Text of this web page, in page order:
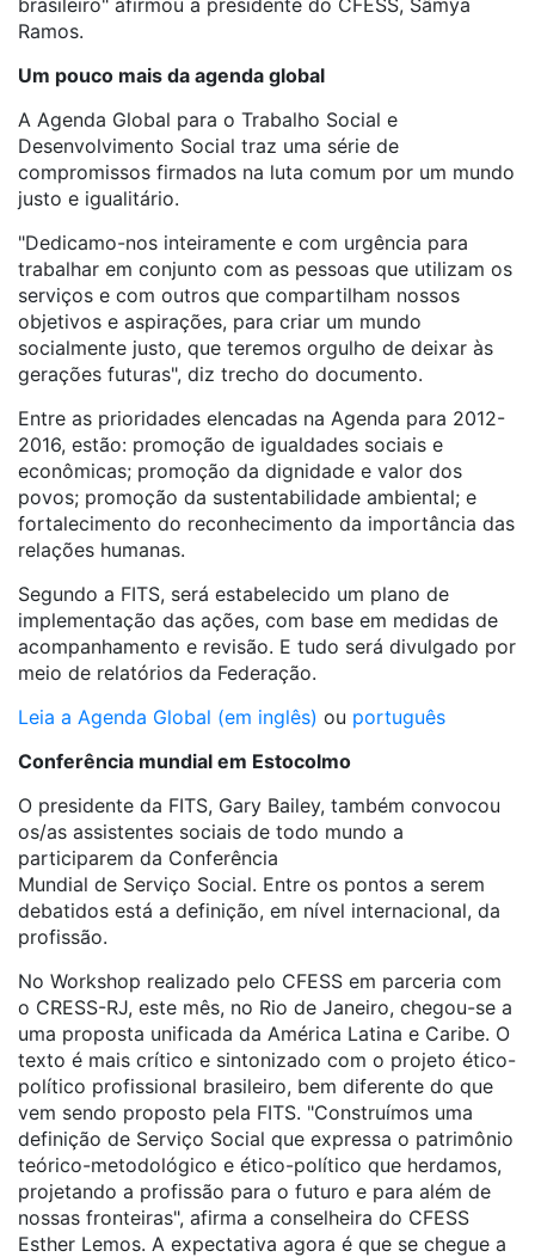
brasileiro" afirmou a presidente do CFESS, Sâmya
Ramos.
Um pouco mais da agenda global
A Agenda Global para o Trabalho Social e
Desenvolvimento Social traz uma série de
compromissos firmados na luta comum por um mundo
justo e igualitário.
"Dedicamo-nos inteiramente e com urgência para
trabalhar em conjunto com as pessoas que utilizam os
serviços e com outros que compartilham nossos
objetivos e aspirações, para criar um mundo
socialmente justo, que teremos orgulho de deixar às
gerações futuras", diz trecho do documento.
Entre as prioridades elencadas na Agenda para 2012-
2016, estão: promoção de igualdades sociais e
econômicas; promoção da dignidade e valor dos
povos; promoção da sustentabilidade ambiental; e
fortalecimento do reconhecimento da importância das
relações humanas.
Segundo a FITS, será estabelecido um plano de
implementação das ações, com base em medidas de
acompanhamento e revisão. E tudo será divulgado por
meio de relatórios da Federação.
Leia a Agenda Global (em inglês) ou português
Conferência mundial em Estocolmo
O presidente da FITS, Gary Bailey, também convocou
os/as assistentes sociais de todo mundo a
participarem da Conferência
Mundial de Serviço Social. Entre os pontos a serem
debatidos está a definição, em nível internacional, da
profissão.
No Workshop realizado pelo CFESS em parceria com
o CRESS-RJ, este mês, no Rio de Janeiro, chegou-se a
uma proposta unificada da América Latina e Caribe. O
texto é mais crítico e sintonizado com o projeto ético-
político profissional brasileiro, bem diferente do que
vem sendo proposto pela FITS. "Construímos uma
definição de Serviço Social que expressa o patrimônio
teórico-metodológico e ético-político que herdamos,
projetando a profissão para o futuro e para além de
nossas fronteiras", afirma a conselheira do CFESS
Esther Lemos. A expectativa agora é que se chegue a